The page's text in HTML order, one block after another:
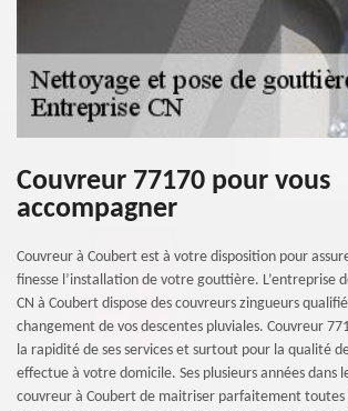
Couvreur 77170 pour vous
accompagner
Couvreur à Coubert est à votre disposition pour
finesse l’installation de votre gouttière. L’entreprise
CN à Coubert dispose des couvreurs zingueurs
changement de vos descentes pluviales. Couvreur
la rapidité de ses services et surtout pour la qualité
effectue à votre domicile. Ses plusieurs années dans
couvreur à Coubert de maitriser parfaitement toutes